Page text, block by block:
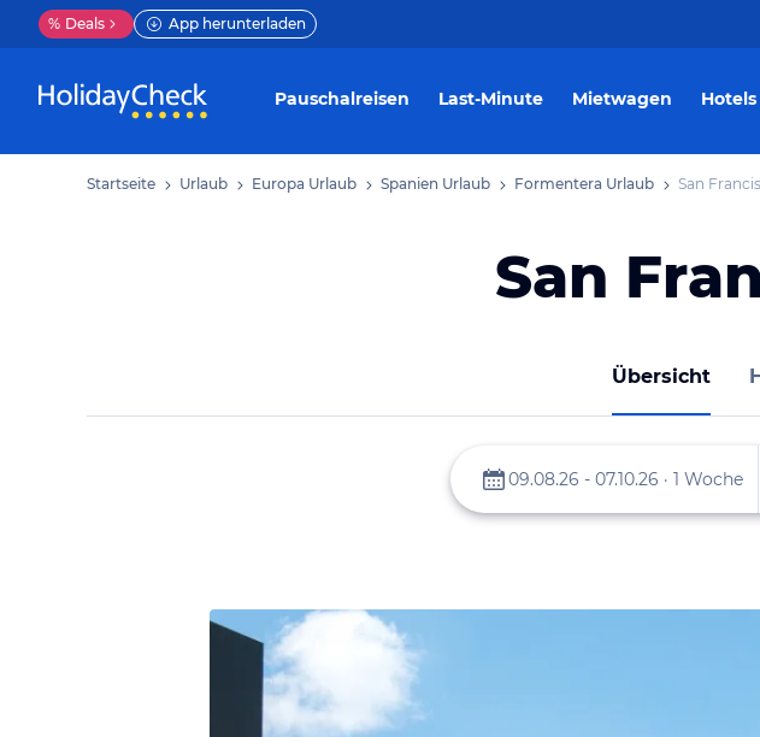
% Deals App herunterladen
Pauschalreisen Last-Minute Mietwagen Hotels
Startseite Urlaub Europa Urlaub Spanien Urlaub Formentera Urlaub San
San
Übersicht